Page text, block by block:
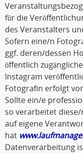
für die
des Veranstalters
Sofern eine/n
ggf. deren/dessen
öffentlich
Instagram
Fotografin erfolgt
Sollte ein/e
so verarbeitet
auf eigene
hat
Datenverarbeitung